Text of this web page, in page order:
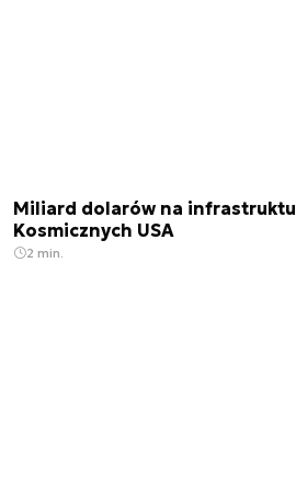
Miliard dolarów na
Kosmicznych USA
2 min.